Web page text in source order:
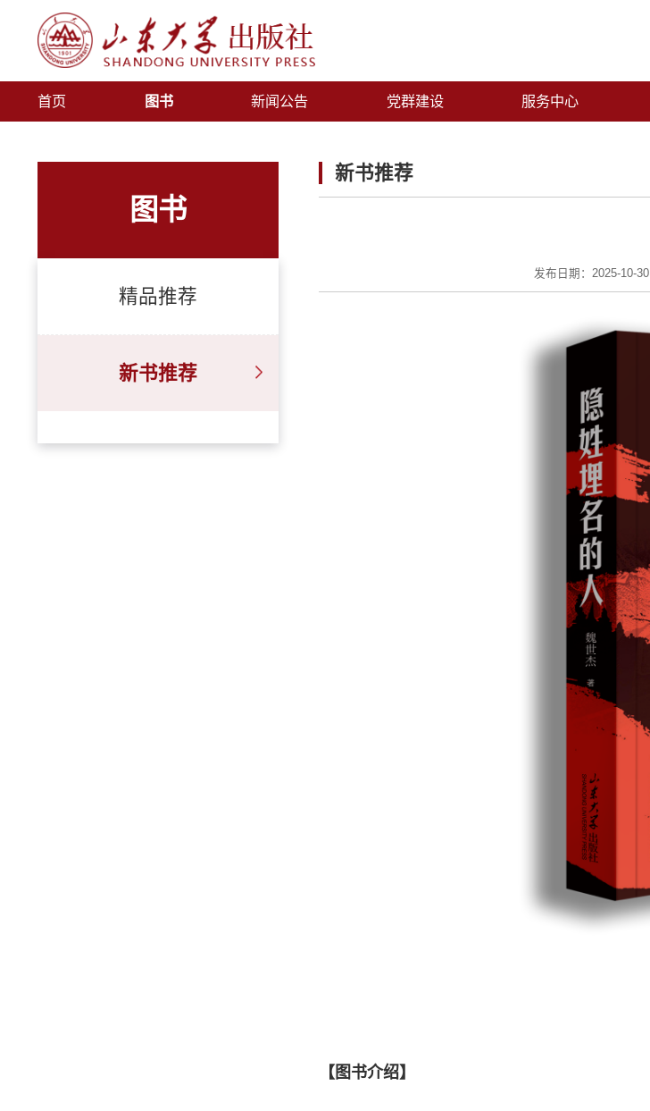
首页 图书 新闻公告 党群建设 服务中心
图书
精品推荐
新书推荐
新书推荐
发布日期：2025-10-30
【图书介绍】